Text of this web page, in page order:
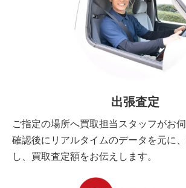
出張査定
ご指定の場所へ買取担当スタッフがお
確認後にリアルタイムのデータを元に
し、買取査定額をお伝えします。